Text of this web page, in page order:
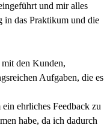
und mir alles
in das Praktikum und die
den Kunden,
Aufgaben, die es
ehrliches Feedback zu
habe, da ich dadurch